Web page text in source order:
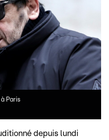
Paris
depuis lundi